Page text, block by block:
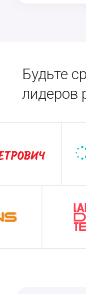
Будьте
лидеров